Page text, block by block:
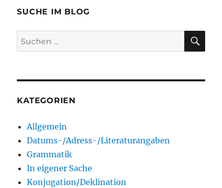
SUCHE IM BLOG
Suchen
nach:
KATEGORIEN
Allgemein
Datums-/Adress-/Literaturangaben
Grammatik
In eigener Sache
Konjugation/Deklination